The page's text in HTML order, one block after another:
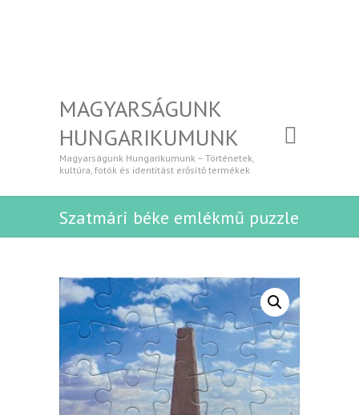
MAGYARSÁGUNK
HUNGARIKUMUNK
Magyarságunk Hungarikumunk – Történetek,
kultúra, fotók és identitást erősítő termékek
Szatmári béke emlékmű puzzle